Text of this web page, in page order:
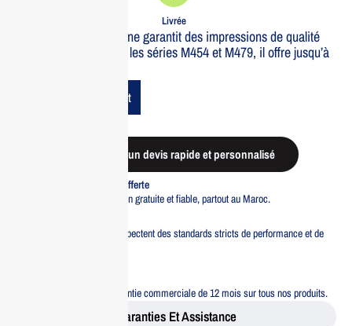
Livrée
Le toner HP 415A Jaune garantit des impressions de qualité
supérieure. Idéal pour les séries M454 et M479, il offre jusqu’à
Add To Cart
Demander un devis rapide et personnalisé
Livraison standard offerte
Profitez d’une livraison gratuite et fiable, partout au Maroc.
Tous nos produits respectent des standards stricts de performance et de
Bénéficiez d’une garantie commerciale de 12 mois sur tous nos produits.
Garanties Et Assistance